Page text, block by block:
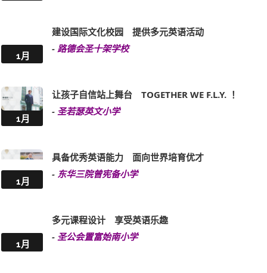
1月
建设国际文化校园 提供多元英语活动
- 路德会圣十架学校
1月
让孩子自信站上舞台 TOGETHER WE F.L.Y. ！
- 圣若瑟英文小学
1月
具备优秀英语能力 面向世界培育优才
- 东华三院曾宪备小学
1月
多元课程设计 享受英语乐趣
- 圣公会置富始南小学